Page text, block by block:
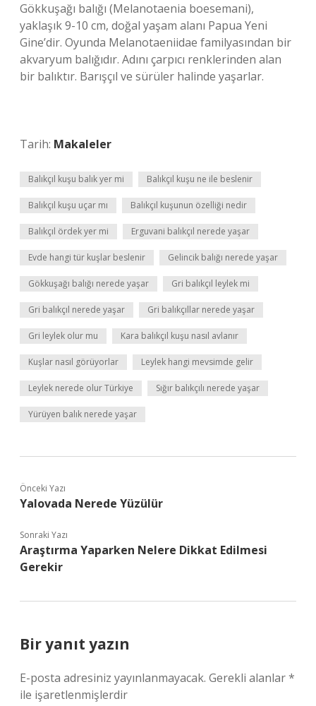
Gökkuşağı balığı (Melanotaenia boesemani),
yaklaşık 9-10 cm, doğal yaşam alanı Papua Yeni
Gine’dir. Oyunda Melanotaeniidae familyasından bir
akvaryum balığıdır. Adını çarpıcı renklerinden alan
bir balıktır. Barışçıl ve sürüler halinde yaşarlar.
Tarih: Makaleler
Balıkçıl kuşu balık yer mi Balıkçıl kuşu ne ile beslenir
Balıkçıl kuşu uçar mı Balıkçıl kuşunun özelliği nedir
Balıkçıl ördek yer mi Erguvani balıkçıl nerede yaşar
Evde hangi tür kuşlar beslenir Gelincik balığı nerede yaşar
Gökkuşağı balığı nerede yaşar Gri balıkçıl leylek mi
Gri balıkçıl nerede yaşar Gri balıkçıllar nerede yaşar
Gri leylek olur mu Kara balıkçıl kuşu nasıl avlanır
Kuşlar nasıl görüyorlar Leylek hangi mevsimde gelir
Leylek nerede olur Türkiye Sığır balıkçılı nerede yaşar
Yürüyen balık nerede yaşar
Önceki Yazı
Yalovada Nerede Yüzülür
Sonraki Yazı
Araştırma Yaparken Nelere Dikkat Edilmesi
Gerekir
Bir yanıt yazın
E-posta adresiniz yayınlanmayacak. Gerekli alanlar*
ile işaretlenmişlerdir